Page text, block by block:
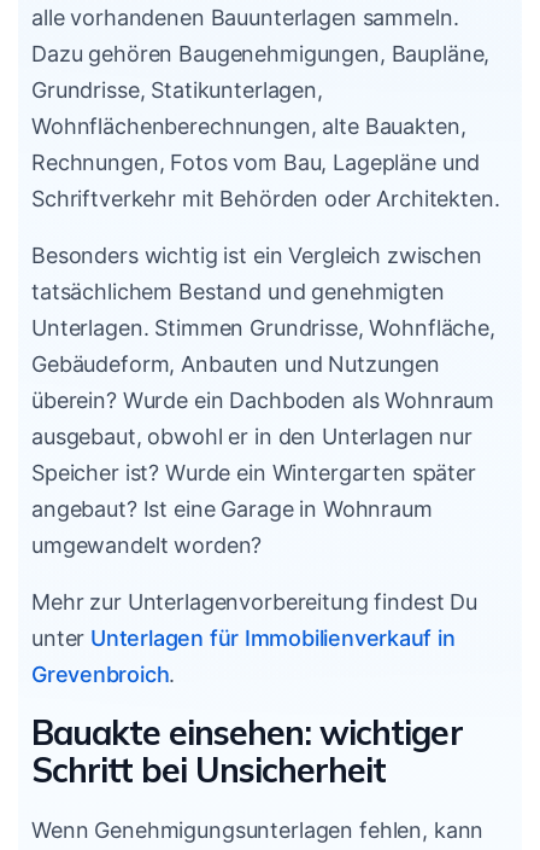
alle vorhandenen Bauunterlagen sammeln.
Dazu gehören Baugenehmigungen, Baupläne,
Grundrisse, Statikunterlagen,
Wohnflächenberechnungen, alte Bauakten,
Rechnungen, Fotos vom Bau, Lagepläne und
Schriftverkehr mit Behörden oder Architekten.
Besonders wichtig ist ein Vergleich zwischen
tatsächlichem Bestand und genehmigten
Unterlagen. Stimmen Grundrisse, Wohnfläche,
Gebäudeform, Anbauten und Nutzungen
überein? Wurde ein Dachboden als Wohnraum
ausgebaut, obwohl er in den Unterlagen nur
Speicher ist? Wurde ein Wintergarten später
angebaut? Ist eine Garage in Wohnraum
umgewandelt worden?
Mehr zur Unterlagenvorbereitung findest Du
unter Unterlagen für Immobilienverkauf in
Grevenbroich.
Bauakte einsehen: wichtiger
Schritt bei Unsicherheit
Wenn Genehmigungsunterlagen fehlen, kann